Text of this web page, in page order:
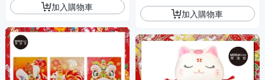
加入購物車
加入購物車